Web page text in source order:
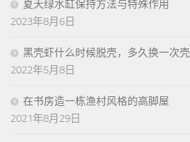
夏天绿水缸保持方法与特殊作用
2023年8月6日
黑壳虾什么时候脱壳，多久换一次壳
2022年5月8日
在书房造一栋渔村风格的高脚屋
2021年8月29日